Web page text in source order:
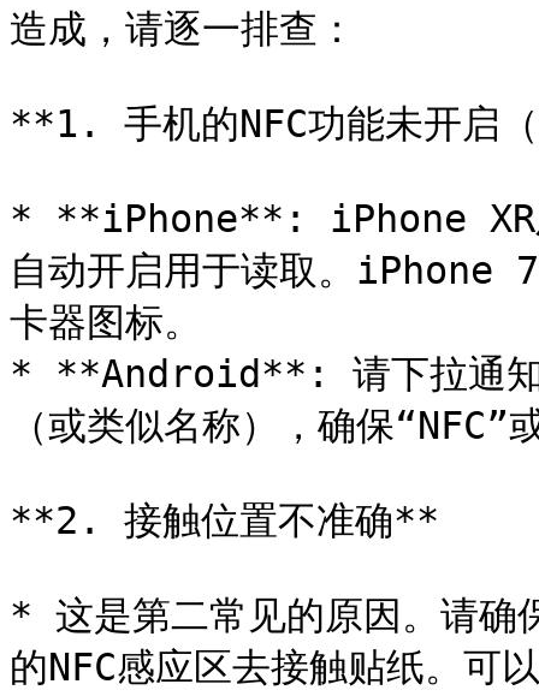
造成，请逐一排查：
**1. 手机的NFC功能未开启
* **iPhone**: iPhone XR及
自动开启用于读取。iPhone
卡器图标。
* **Android**: 请下拉通知
（或类似名称），确保
**2. 接触位置不准确**
* 这是第二常见的原因。请确
的NFC感应区去接触贴纸。可